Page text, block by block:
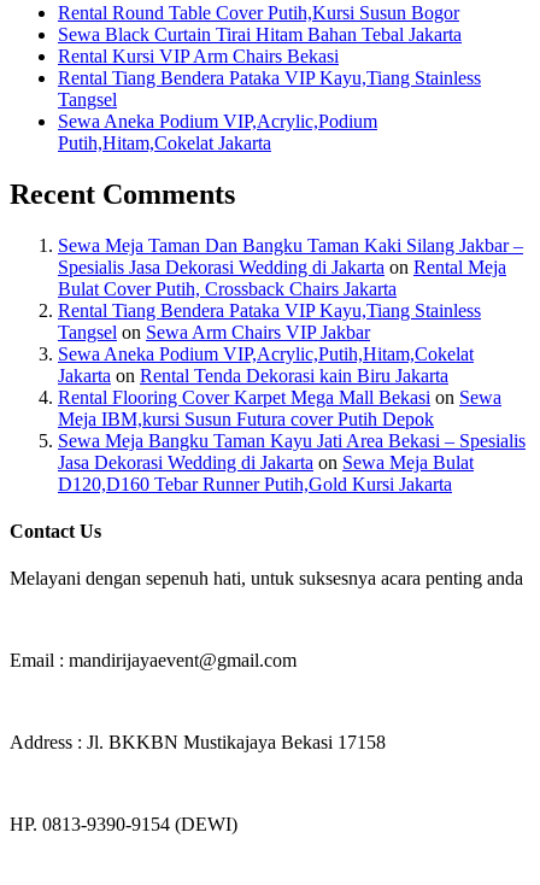
Rental Round Table Cover Putih,Kursi Susun Bogor
Sewa Black Curtain Tirai Hitam Bahan Tebal Jakarta
Rental Kursi VIP Arm Chairs Bekasi
Rental Tiang Bendera Pataka VIP Kayu,Tiang Stainless
Tangsel
Sewa Aneka Podium VIP,Acrylic,Podium
Putih,Hitam,Cokelat Jakarta
Recent Comments
Sewa Meja Taman Dan Bangku Taman Kaki Silang Jakbar –
Spesialis Jasa Dekorasi Wedding di Jakarta on Rental Meja
Bulat Cover Putih, Crossback Chairs Jakarta
Rental Tiang Bendera Pataka VIP Kayu,Tiang Stainless
Tangsel on Sewa Arm Chairs VIP Jakbar
Sewa Aneka Podium VIP,Acrylic,Putih,Hitam,Cokelat
Jakarta on Rental Tenda Dekorasi kain Biru Jakarta
Rental Flooring Cover Karpet Mega Mall Bekasi on Sewa
Meja IBM,kursi Susun Futura cover Putih Depok
Sewa Meja Bangku Taman Kayu Jati Area Bekasi – Spesialis
Jasa Dekorasi Wedding di Jakarta on Sewa Meja Bulat
D120,D160 Tebar Runner Putih,Gold Kursi Jakarta
Contact Us
Melayani dengan sepenuh hati, untuk suksesnya acara penting anda
Email : mandirijayaevent@gmail.com
Address : Jl. BKKBN Mustikajaya Bekasi 17158
HP. 0813-9390-9154 (DEWI)